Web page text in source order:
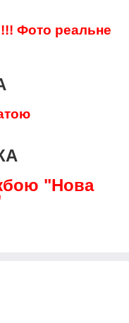
Фото реальне
"Нова